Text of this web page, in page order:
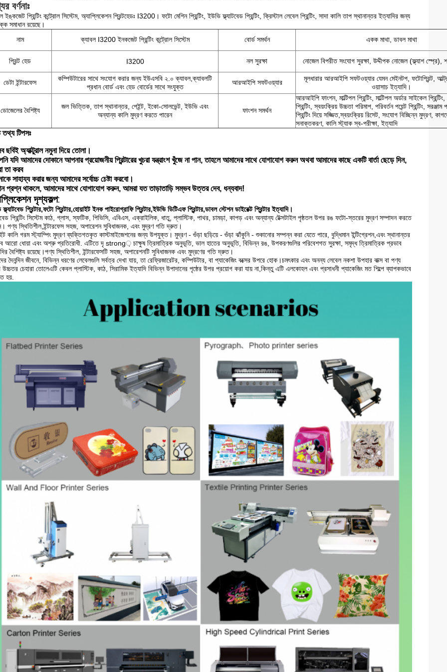
বর্ণনাঃ
ইঙ্কজেট প্রিন্টিং কন্ট্রোল সিস্টেম, অ্যাপ্লিকেশন প্রিন্টহেডঃ I3200। ফটো মেশিন প্রিন্টিং, ইউভি ফ্ল্যাটবেড প্রিন্টিং, ক্রিস্টাল লেবেল প্রিন্টিং, সাদা কালি তাপ স্থানান্তর ইত্যাদির জন্য
সমাধান রয়েছে।
নাম
ক্যাবল I3200 ইনকজেট প্রিন্টিং কন্ট্রোল সিস্টেম বোর্ড সমর্থন একক মাথা, ডাবল মাথা
প্রিন্ট হেড I3200 নল সুরক্ষা নোজেল বিপরীত সংযোগ সুরক্ষা, উদ্দীপক নোজেল (ফ্ল্যাশ স্প্রে),
ডেটা ইন্টারফেস
কম্পিউটারের সাথে সংযোগ করার জন্য ইউএসবি ২.০ ক্যাবল,ক্যাবলটি
প্রধান বোর্ড এবং হেড বোর্ডের সাথে সংযুক্ত
আরআইপি সফটওয়্যার
মূলধারার আরআইপি সফটওয়্যার যেমন মেইনটপ, ফটোপ্রিন্ট,
ওয়াসাচ ইত্যাদি।
ডোজেলের বৈশিষ্ট্য
জল ভিত্তিক, তাপ স্থানান্তর, পেইন্ট, ইকো-সোলভেন্ট, ইউভি এবং
অন্যান্য কালি মুদ্রণ করতে পারেন
ফাংশন সমর্থন
আরআইপি ফাংশন, মাল্টিপল প্রিন্টিং, মাল্টিপল অর্ডার সাইকেল
প্রিন্টিং, স্বয়ংক্রিয় উচ্চতা পরিমাপ, পরিবর্তন পয়েন্ট প্রিন্টিং,
প্রিন্টিং দিয়ে সজ্জিত,স্বয়ংক্রিয় রিসেট, সংযোগ বিচ্ছিন্ন মুদ্রণ,
সনাক্তকরণ, কালি স্ট্যাক স্ব-পরীক্ষা, ইত্যাদি
টিপসঃ
ছবিই অ্যাক্টুরাল নমুনা দিয়ে তোলা।
যদি আমাদের দোকানে আপনার প্রয়োজনীয় প্রিন্টারের খুচরা যন্ত্রাংশ খুঁজে না পান, তাহলে আমাদের সাথে যোগাযোগ করুন অথবা আমাদের কাছে একটি বার্তা ছেড়ে দিন,
তা করব
সাহায্য করার জন্য আমাদের সর্বোচ্চ চেষ্টা করবো।
প্রশ্ন থাকলে, আমাদের সাথে যোগাযোগ করুন, আমরা যত তাড়াতাড়ি সম্ভব উত্তর দেব, ধন্যবাদ!
দৃশ্যকল্প:
প্রিন্টার,ফটো প্রিন্টার,হোয়াইট ইনক পাইরোগ্রাফি প্রিন্টার,ইউভি ডিটিএফ প্রিন্টার,ডাবল স্টেশন ডাইরেক্ট প্রিন্টার ইত্যাদি।
প্রিন্টিং সিস্টেম কাঠ, গ্লাস, স্ফটিক, পিভিসি, এবিএস, এক্রাইলিক, ধাতু, প্লাস্টিক, পাথর, চামড়া, কাপড় এবং অন্যান্য টেক্সটাইল পৃষ্ঠতল উপর রঙ ফটো-স্তরের মুদ্রণ সম্পাদন করতে
পণ্য স্থিতিশীল,ইন্টারফেস সহজ, অপারেশন সুবিধাজনক, এবং মুদ্রণ গতি দ্রুত।
কালি গরম স্ট্যাম্পিং মুদ্রণ ব্যক্তিগতকৃত কাস্টমাইজেশনের জন্য উপযুক্ত। মুদ্রণ - গুঁড়া ছড়িয়ে - গুঁড়া ঝাঁকুনি - শুকানোর সম্পন্ন করা যেতে পারে, বুদ্ধিমান ইন্টিগ্রেশন,এবং স্থানান্তর
আরো ধোয়া এবং অশ্রু প্রতিরোধী. এটিতে দৃ strong় চাক্ষুষ ত্রিমাত্রিক অনুভূতি, ভাল হাতের অনুভূতি, বিভিন্ন রঙ, উপকরণগুলির পরিবেশগত সুরক্ষা, সমৃদ্ধ ত্রিমাত্রিক প্রভাব
বৈশিষ্ট্য রয়েছে।পণ্য স্থিতিশীল, ইন্টারফেসটি সহজ, অপারেশনটি সুবিধাজনক এবং মুদ্রণের গতি দ্রুত।
দৈনন্দিন জীবনে, বিভিন্ন ধরণের লেবেলগুলি সর্বত্র দেখা যায়, তা রেফ্রিজারেটর, কম্পিউটার, বা প্যাকেজিং বক্সের উপরে হোক।চমৎকার এবং অনন্য লেবেল নকশা উপহার বাক্স বা পণ্য
চেহারা তোলেএটি কেবল প্লাস্টিক, কাঠ, সিরামিক ইত্যাদি বিভিন্ন উপাদানের পৃষ্ঠের উপর প্রয়োগ করা যায় না,কিন্তু এটি এলকোহল এবং প্রসাধনী প্যাকেজিং মত শিল্পে ব্যাপকভাবে
হয়.